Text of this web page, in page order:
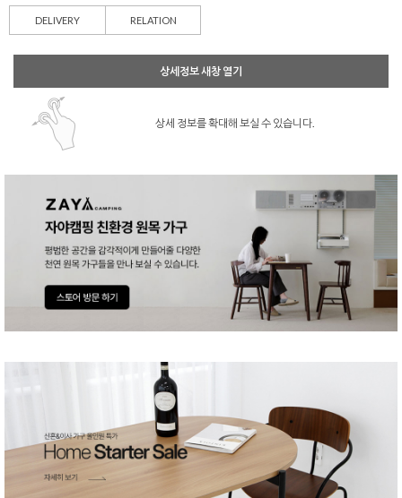
DELIVERY RELATION
상세정보 새창 열기
상세 정보를 확대해 보실 수 있습니다.